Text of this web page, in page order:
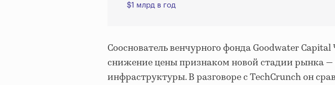
$1 млрд в год
Сооснователь венчурного фонда Goodwater
снижение цены признаком новой стадии рынка
инфраструктуры. В разговоре с TechCrunch он